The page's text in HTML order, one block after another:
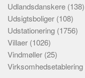
Udlandsdanskere (138)
Udsigtsboliger (108)
Udstationering (1756)
Villaer (1026)
Vindmøller (25)
Virksomhedsetablering